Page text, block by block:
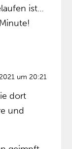
ist…
um 20:21
dort
und